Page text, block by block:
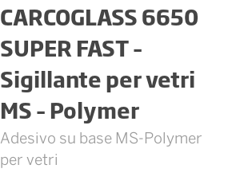
CARCOGLASS 6650
SUPER FAST –
Sigillante per vetri
MS – Polymer
Adesivo su base MS-Polymer
per vetri